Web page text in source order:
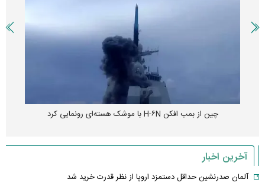
چین از بمب افکن H-۶N با موشک هسته‌ای رونمایی کرد
آخرین اخبار
آلمان صدرنشین حداقل دستمزد اروپا از نظر قدرت خرید شد